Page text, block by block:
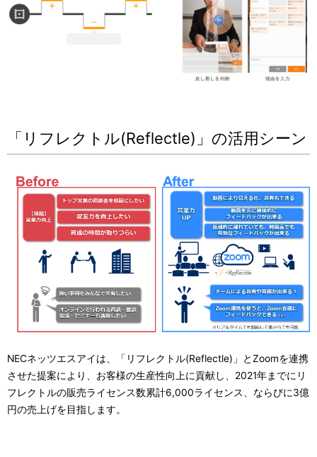
「リフレクトル(Reflectle)」の活用シーン
NECネッツエスアイは、「リフレクトル(Reflectle)」とZoomを連携
させた提案により、お客様の生産性向上に貢献し、2021年までにリ
フレクトルの販売ライセンス数累計6,000ライセンス、ならびに3億
円の売上げを目指します。